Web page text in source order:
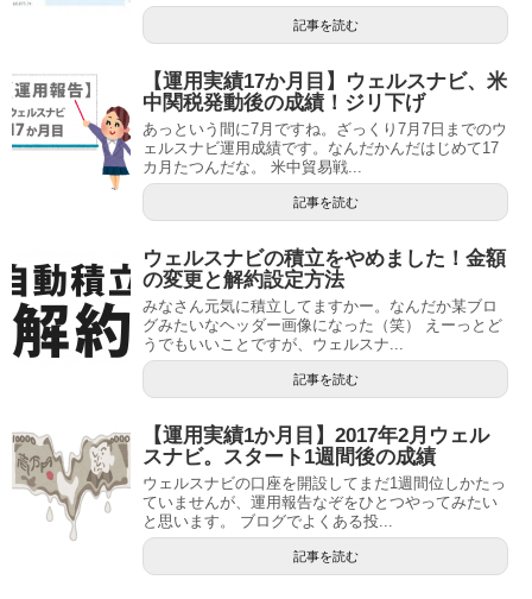
記事を読む
【運用実績17か月目】ウェルスナビ、米
中関税発動後の成績！ジリ下げ
あっという間に7月ですね。ざっくり7月7日までのウ
ェルスナビ運用成績です。なんだかんだはじめて17
カ月たつんだな。 米中貿易戦...
記事を読む
ウェルスナビの積立をやめました！金額
の変更と解約設定方法
みなさん元気に積立してますかー。なんだか某ブロ
グみたいなヘッダー画像になった（笑） えーっとど
うでもいいことですが、ウェルスナ...
記事を読む
【運用実績1か月目】2017年2月ウェル
スナビ。スタート1週間後の成績
ウェルスナビの口座を開設してまだ1週間位しかたっ
ていませんが、運用報告なぞをひとつやってみたい
と思います。 ブログでよくある投...
記事を読む